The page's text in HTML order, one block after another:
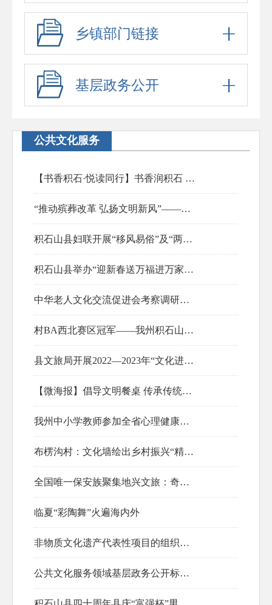
乡镇部门链接
基层政务公开
公共文化服务
【书香积石·悦读同行】书香润积石 阅见新生活——积石山县深入推进全民阅读工作 赋能文化建设
2026-04-24
“推动殡葬改革 弘扬文明新风”——积石山县开展殡葬移风易俗主题宣传活动
2025-03-20
积石山县妇联开展“移风易俗”及“两癌”保险宣传培训会
2024-07-09
积石山县举办“迎新春送万福进万家”文艺志愿服务活动
2024-01-24
中华老人文化交流促进会考察调研积石山县基层中小学师资和教学情况
2023-12-06
村BA西北赛区冠军——我州积石山县吹麻滩镇篮球队胜利凯旋
2023-09-09
县文旅局开展2022—2023年“文化进万家·送戏下乡”惠民文艺演出活动
2023-03-08
【微海报】倡导文明餐桌 传承传统美德
2022-12-02
我州中小学教师参加全省心理健康教育教师专业发展研修论坛
2022-11-25
布楞沟村：文化墙绘出乡村振兴“精气神”
2022-11-25
全国唯一保安族聚集地兴文旅：奇峰与民族风情吸睛
临夏“彩陶舞”火遍海内外
2022-11-23
非物质文化遗产代表性项目的组织推荐评审认定
2022-06-22
公共文化服务领域基层政务公开标准指引